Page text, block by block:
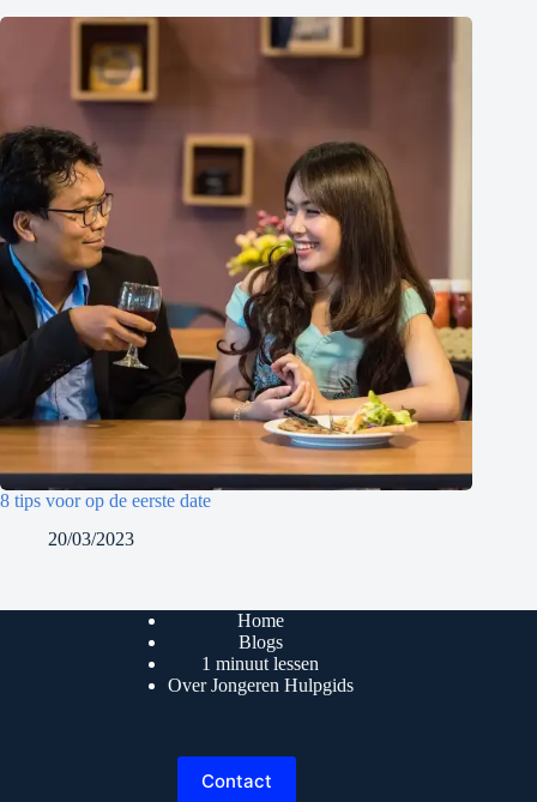
8 tips voor op de eerste date
20/03/2023
Home
Blogs
1 minuut lessen
Over Jongeren Hulpgids
Contact